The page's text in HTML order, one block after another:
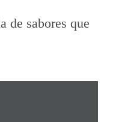
de sabores que